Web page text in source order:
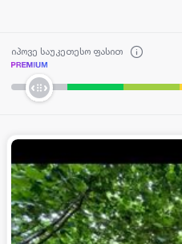
იპოვე საუკეთესო ფასით